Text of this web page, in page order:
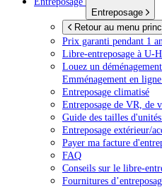
Entreposage
Retour au menu
Prix garanti pendant 1 an
Libre-entreposage à U-
Louez un
Emménagement en
Entreposage climatisé
Entreposage de VR, de
Guide des tailles
Entreposage extérieur/
Payer ma facture
FAQ
Conseils sur le libre-
Fournitures